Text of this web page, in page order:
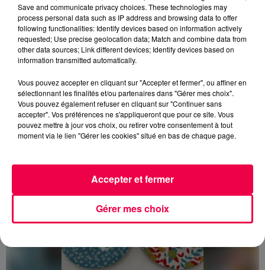
Valérie Jacquel est coordinatrice de prélèvement
d'organes et de tissus au CHRU de Nancy
DERNIÈRES INFOS
Save and communicate privacy choices. These technologies may
process personal data such as IP address and browsing data to offer
following functionalities: Identify devices based on information actively
requested; Use precise geolocation data; Match and combine data from
other data sources; Link different devices; Identify devices based on
information transmitted automatically.
Vous pouvez accepter en cliquant sur "Accepter et fermer", ou affiner en
sélectionnant les finalités et/ou partenaires dans "Gérer mes choix".
Vous pouvez également refuser en cliquant sur "Continuer sans
accepter". Vos préférences ne s'appliqueront que pour ce site. Vous
pouvez mettre à jour vos choix, ou retirer votre consentement à tout
moment via le lien "Gérer les cookies" situé en bas de chaque page.
Gérer mes choix
Accepter et fermer